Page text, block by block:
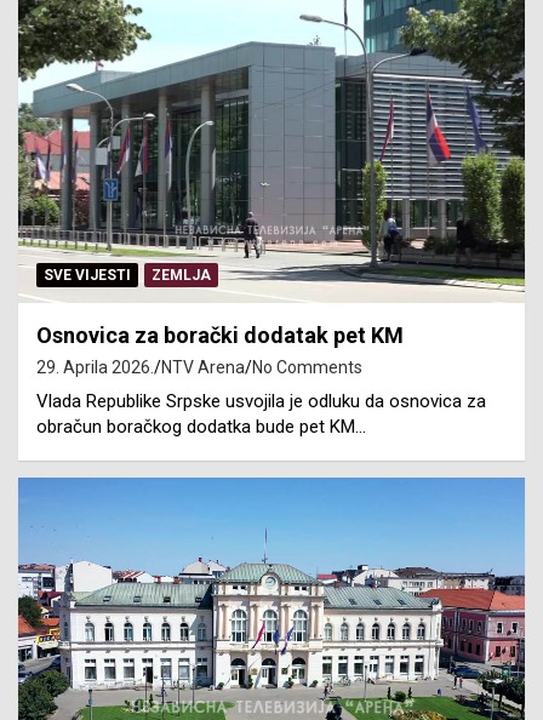
SVE VIJESTI ZEMLJA
Osnovica za borački dodatak pet KM
29. Aprila 2026. NTV Arena No Comments
Vlada Republike Srpske usvojila je odluku da osnovica za
obračun boračkog dodatka bude pet KM…